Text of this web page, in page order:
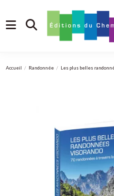
Accueil Randonnée Les plus belles